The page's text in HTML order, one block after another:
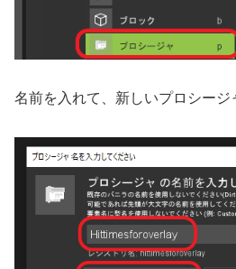
名前を入れて、新しいプロシージ